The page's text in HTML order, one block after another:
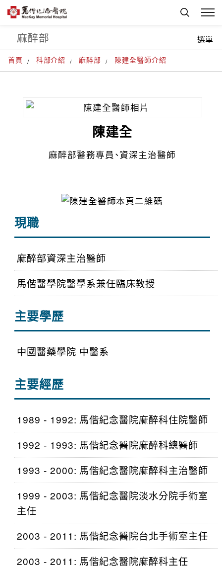
首頁 科部介紹 麻醉部 陳建全醫師介紹
麻醉部 選單
陳建全
麻醉部醫務專員、資深主治醫師
現職
麻醉部資深主治醫師
馬偕醫學院醫學系兼任臨床教授
主要學歷
中國醫藥學院 中醫系
主要經歷
1989 - 1992: 馬偕紀念醫院麻醉科住院醫師
1992 - 1993: 馬偕紀念醫院麻醉科總醫師
1993 - 2000: 馬偕紀念醫院麻醉科主治醫師
1999 - 2003: 馬偕紀念醫院淡水分院手術室
主任
2003 - 2011: 馬偕紀念醫院台北手術室主任
2003 - 2011: 馬偕紀念醫院麻醉科主任